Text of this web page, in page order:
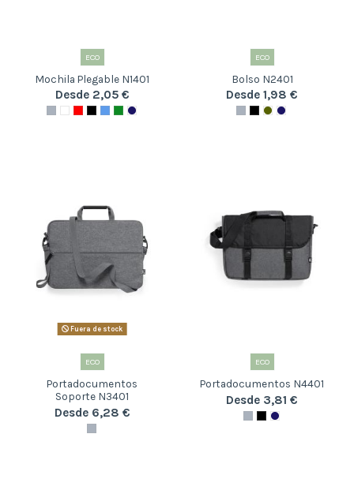
ECO
Mochila Plegable N1401
Desde 2,05 €
ECO
Bolso N2401
Desde 1,98 €
Fuera de stock
ECO
Portadocumentos
Soporte N3401
Desde 6,28 €
ECO
Portadocumentos N4401
Desde 3,81 €